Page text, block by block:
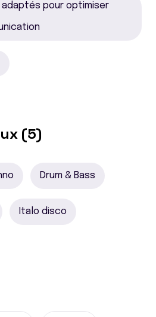
pour optimiser
(5)
Drum & Bass
Italo disco